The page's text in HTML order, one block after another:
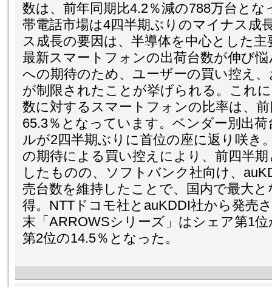
数は、前年同期比4.2％減の788万台と
帯電話市場は4四半期ぶりのマイナス成
ス成長の要因は、半導体を中心とした
最新スマートフォンの出荷台数が伸び
への期待のため、ユーザーの買い控え
が制限されたことが挙げられる。これ
数に対するスマートフォンの比率は、
65.3％となっています。ベンダー別出
ルが2四半期ぶりに首位の座に返り咲き
の期待による買い控えにより、前四半
したものの、ソフトバンク社向け、
売台数を維持したことで、国内で最大
得。NTTドコモ社とauKDDI社から発売
末「ARROWSシリーズ」はシェア第1
第2位の14.5％となった。